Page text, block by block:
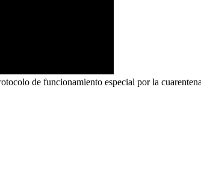
de funcionamiento especial por la